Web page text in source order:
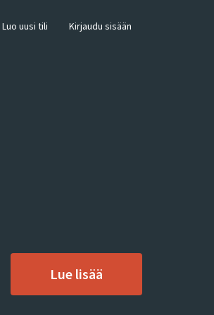
Luo uusi tili Kirjaudu sisään
Lue lisää